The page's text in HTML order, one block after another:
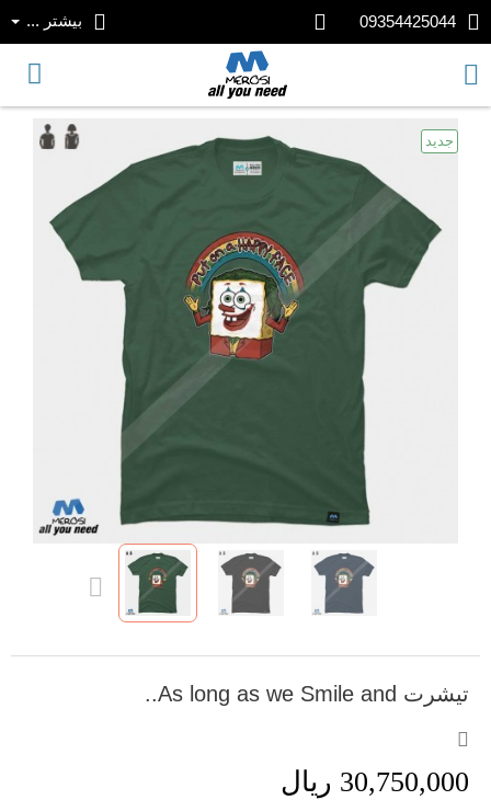
09354425044 بیشتر ...
جدید
تیشرت As long as we Smile and..
30,750,000 ریال